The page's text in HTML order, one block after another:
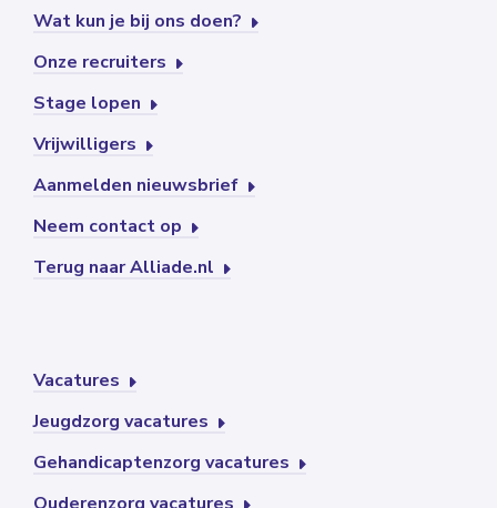
Wat kun je bij ons doen?
Onze recruiters
Stage lopen
Vrijwilligers
Aanmelden nieuwsbrief
Neem contact op
Terug naar Alliade.nl
Vacatures
Jeugdzorg vacatures
Gehandicaptenzorg vacatures